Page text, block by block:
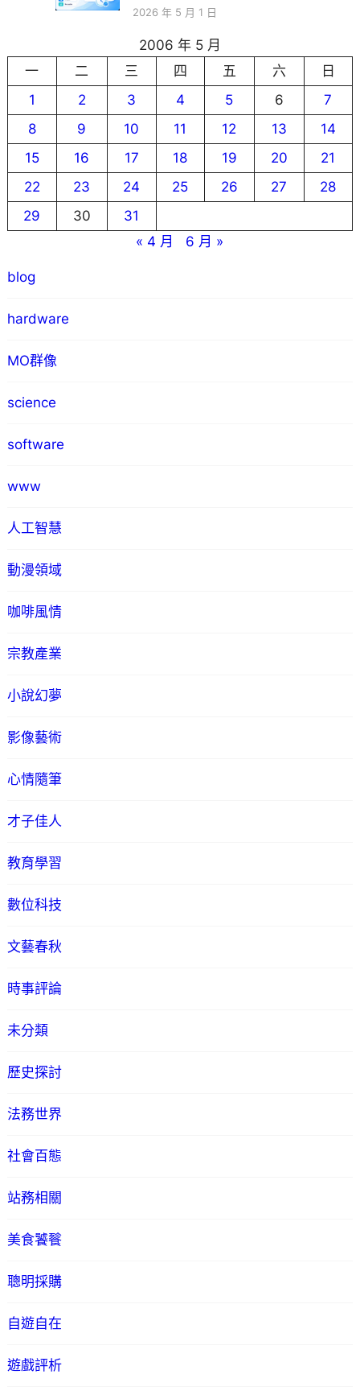
2026 年 5 月 1 日
2006 年 5 月
一
二 三 四 五 六
日
1
2 3 4 5 6
7
8
9 10 11 12 13
14
15
16 17 18 19 20
21
22
23 24 25 26 27
28
29
30
31
« 4 月
6 月 »
blog
hardware
MO群像
science
software
www
人工智慧
動漫領域
咖啡風情
宗教產業
小說幻夢
影像藝術
心情隨筆
才子佳人
教育學習
數位科技
文藝春秋
時事評論
未分類
歷史探討
法務世界
社會百態
站務相關
美食饕餮
聰明採購
自遊自在
遊戲評析